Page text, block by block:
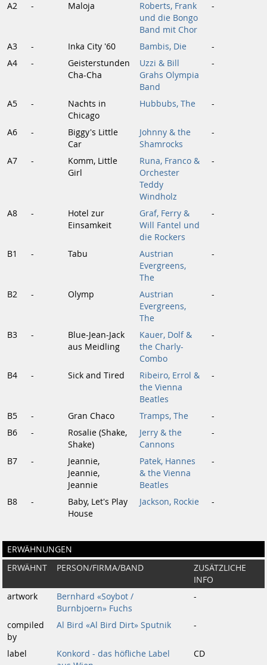
A2 - Maloja
Roberts, Frank
und die Bongo
Band mit Chor
-
A3 - Inka City '60 Bambis, Die
-
A4
-
Geisterstunden
Cha-Cha
Uzzi & Bill
Grahs Olympia
Band
-
A5 -
Nachts in
Chicago
Hubbubs, The -
A6 -
Biggy's Little
Car
Johnny & the
Shamrocks
-
A7 -
Komm, Little
Girl
Runa, Franco &
Orchester
Teddy
Windholz
-
A8 -
Hotel zur
Einsamkeit
Graf, Ferry &
Will Fantel und
die Rockers
-
B1 - Tabu
Austrian
Evergreens,
The
-
B2 - Olymp
Austrian
Evergreens,
The
-
B3 -
Blue-Jean-Jack
aus Meidling
Kauer, Dolf &
the Charly-
Combo
-
B4 - Sick and Tired
Ribeiro, Errol &
the Vienna
Beatles
-
B5 - Gran Chaco Tramps, The
-
B6
-
Rosalie (Shake,
Shake)
Jerry & the
Cannons
-
B7 -
Jeannie,
Jeannie,
Jeannie
Patek, Hannes
& the Vienna
Beatles
-
B8 -
Baby, Let's Play
House
Jackson, Rockie -
ERWÄHNUNGEN
ERWÄHNT PERSON/FIRMA/BAND
ZUSÄTZLICHE
INFO
artwork
Bernhard «Soybot /
Burnbjoern» Fuchs
-
compiled
by
Al Bird «Al Bird Dirt» Sputnik -
label
Konkord - das höfliche Label
CD